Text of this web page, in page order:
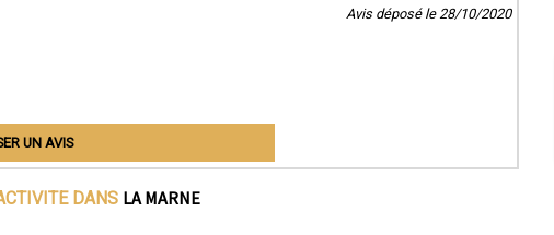
Avis déposé le 28/10/2020
UN AVIS
DANS LA MARNE